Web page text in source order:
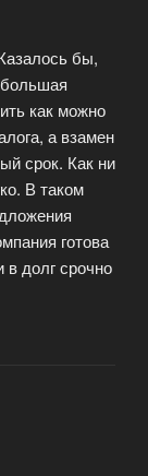
бы,
как можно
а взамен
срок. Как ни
В таком
готова
долг срочно